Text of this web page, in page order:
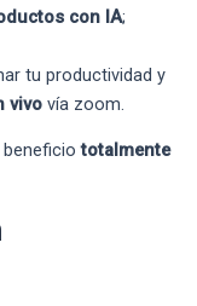
con IA;
tu productividad y
vivo vía zoom.
beneficiototalmente